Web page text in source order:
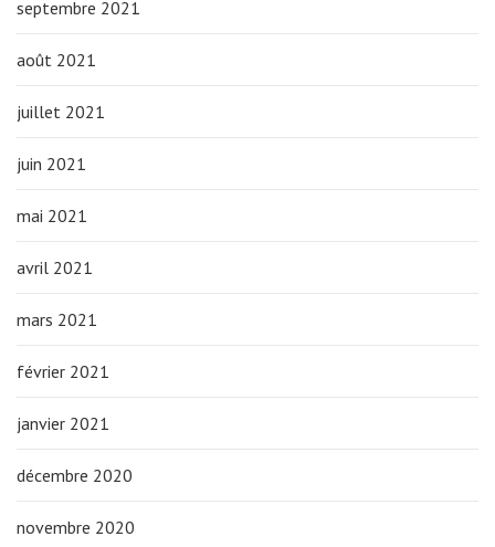
septembre 2021
août 2021
juillet 2021
juin 2021
mai 2021
avril 2021
mars 2021
février 2021
janvier 2021
décembre 2020
novembre 2020